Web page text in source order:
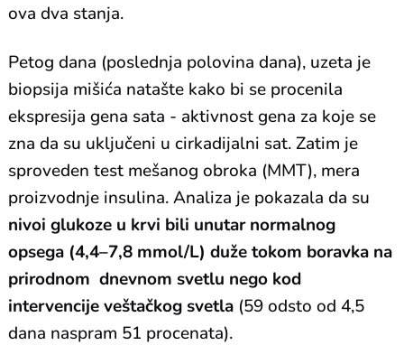
ova dva stanja.
Petog dana (poslednja polovina dana), uzeta je
biopsija mišića natašte kako bi se procenila
ekspresija gena sata - aktivnost gena za koje se
zna da su uključeni u cirkadijalni sat. Zatim je
sproveden test mešanog obroka (MMT), mera
proizvodnje insulina. Analiza je pokazala da su
nivoi glukoze u krvi bili unutar normalnog
opsega (4,4–7,8 mmol/L) duže tokom boravka na
prirodnom dnevnom svetlu nego kod
intervencije veštačkog svetla (59 odsto od 4,5
dana naspram 51 procenata).